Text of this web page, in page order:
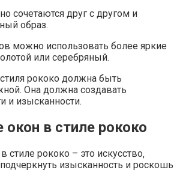
сочетаются друг с другом и
образ.
можно использовать более яркие
или серебряный.
рококо должна быть
Она должна создавать
и изысканности.
в стиле рококо
рококо – это искусство‚
изысканность и роскошь